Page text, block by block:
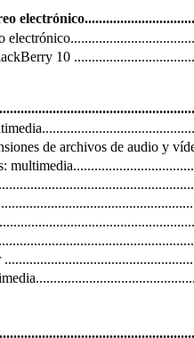
10
de archivos de audio y